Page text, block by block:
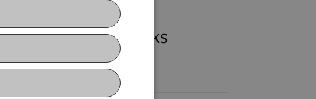
Downloads/Links
Detailprogamm